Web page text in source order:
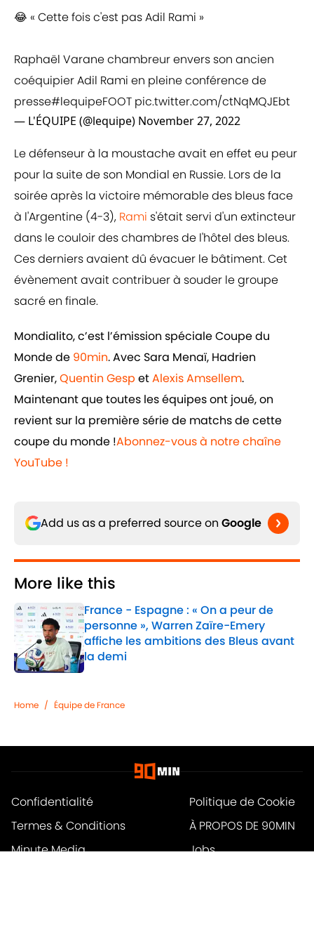
😂 « Cette fois c'est pas Adil Rami »
Raphaël Varane chambreur envers son ancien
coéquipier Adil Rami en pleine conférence de
presse#lequipeFOOT pic.twitter.com/ctNqMQJEbt
— L'ÉQUIPE (@lequipe) November 27, 2022
Le défenseur à la moustache avait en effet eu peur
pour la suite de son Mondial en Russie. Lors de la
soirée après la victoire mémorable des bleus face
à l'Argentine (4-3), Rami s'était servi d'un extincteur
dans le couloir des chambres de l'hôtel des bleus.
Ces derniers avaient dû évacuer le bâtiment. Cet
évènement avait contribuer à souder le groupe
sacré en finale.
Mondialito, c’est l’émission spéciale Coupe du
Monde de 90min. Avec Sara Menaï, Hadrien
Grenier,Quentin Gesp etAlexis Amsellem.
Maintenant que toutes les équipes ont joué, on
revient sur la première série de matchs de cette
coupe du monde !Abonnez-vous à notre chaîne
YouTube !
Add us as a preferred source on Google
More like this
France - Espagne : « On a peur de
personne », Warren Zaïre-Emery
affiche les ambitions des Bleus avant
la demi
Published by on Invalid Date
Home / Équipe de France
Confidentialité
Politique de Cookie
Termes & Conditions
À PROPOS DE 90MIN
Minute Media
Jobs